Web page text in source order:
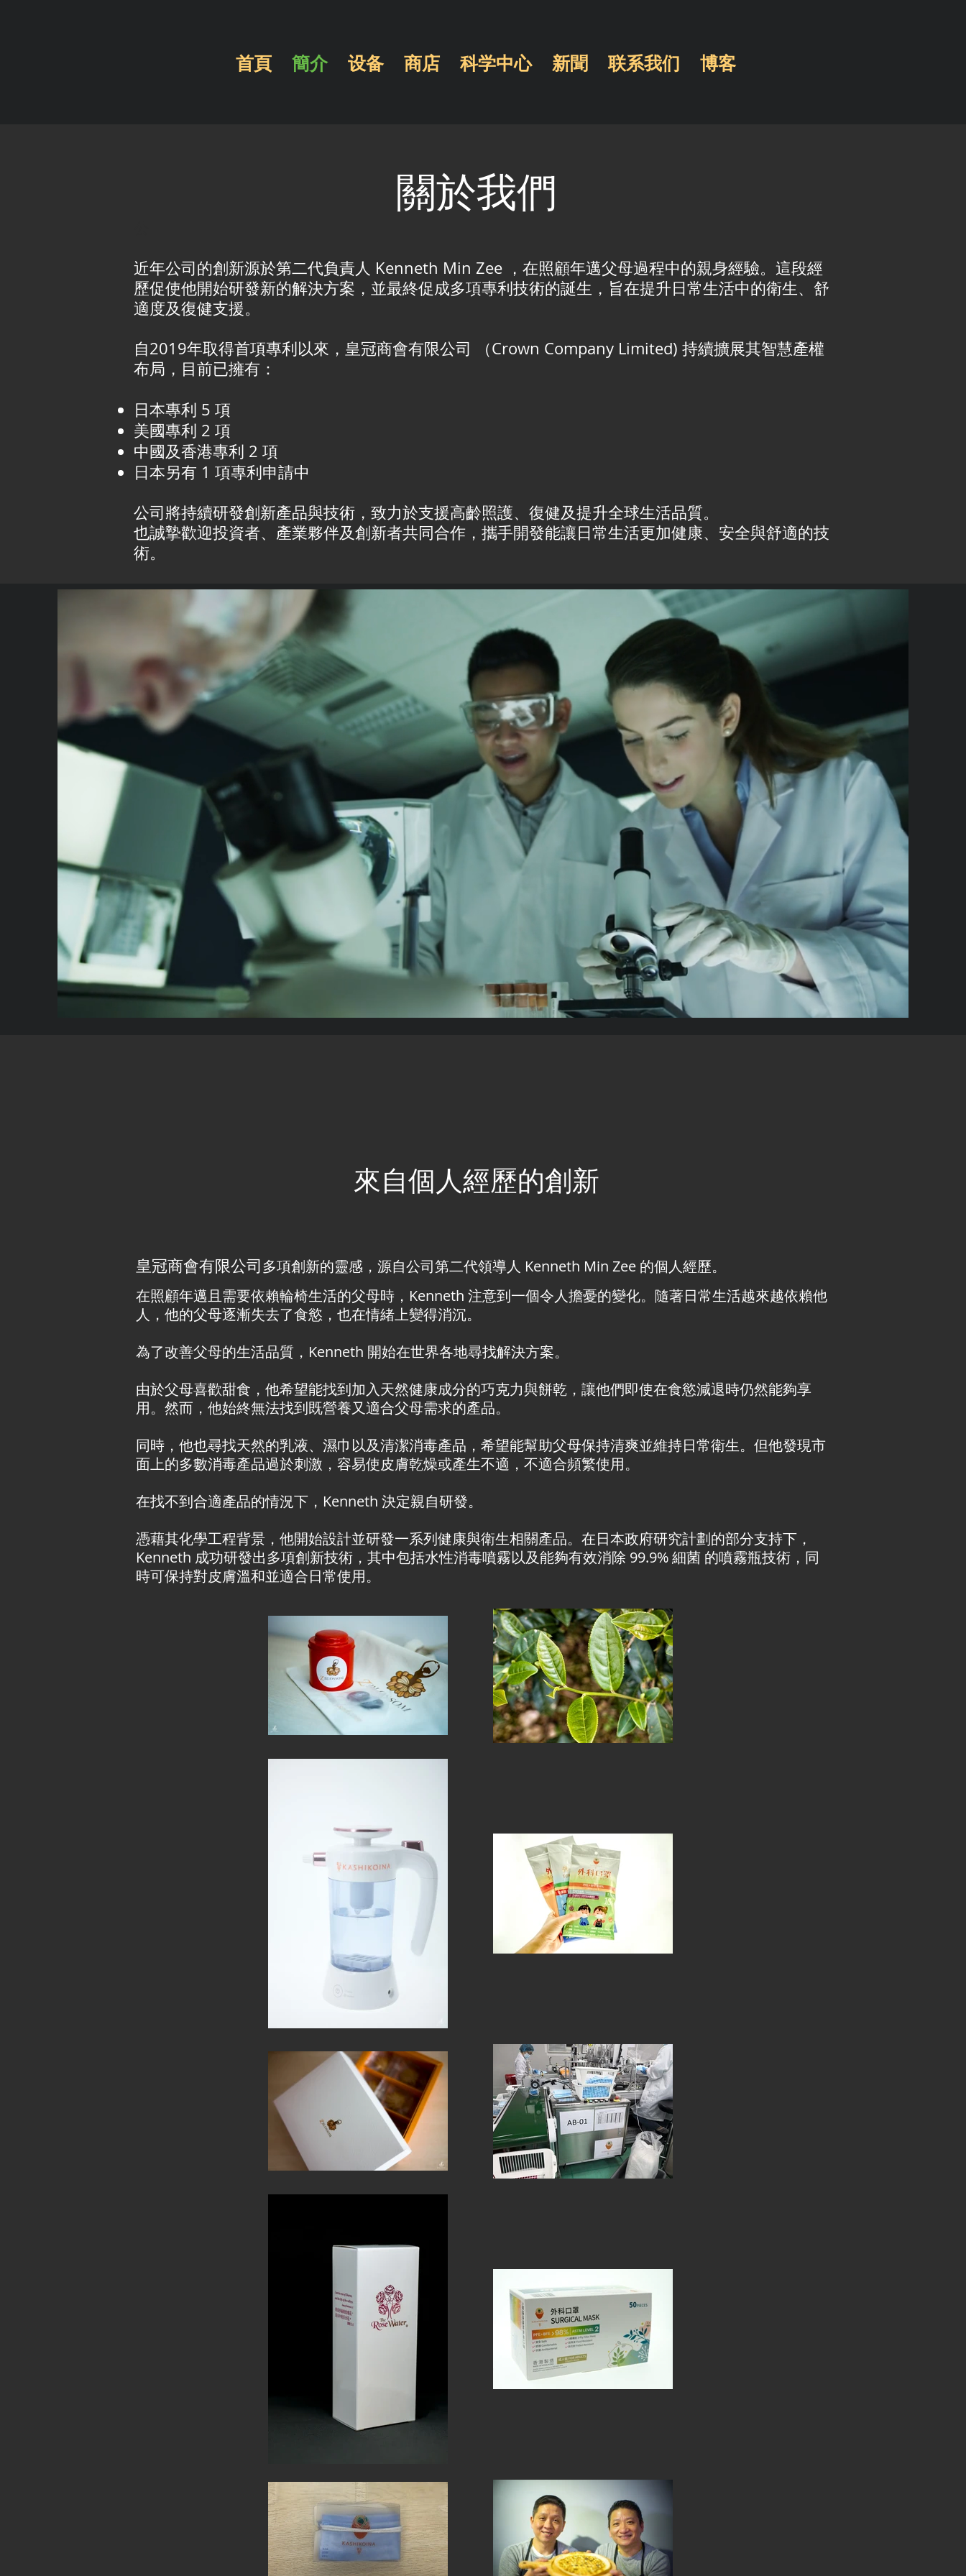
首頁 簡介 设备 商店 科学中心 新聞 联系我们 博客
關於我們
近年公司的創新源於第二代負責人 Kenneth Min Zee ，在照顧年邁父母過程中的親身經驗。這段經
歷促使他開始研發新的解決方案，並最終促成多項專利技術的誕生，旨在提升日常生活中的衛生、舒
適度及復健支援。
自2019年取得首項專利以來，皇冠商會有限公司 （Crown Company Limited) 持續擴展其智慧產權
布局，目前已擁有：
日本專利 5 項
美國專利 2 項
中國及香港專利 2 項
日本另有 1 項專利申請中
公司將持續研發創新產品與技術，致力於支援高齡照護、復健及提升全球生活品質。
也誠摯歡迎投資者、產業夥伴及創新者共同合作，攜手開發能讓日常生活更加健康、安全與舒適的技
術。
來自個人經歷的創新
皇冠商會有限公司​多項創新的靈感，源自公司第二代領導人 Kenneth Min Zee 的個人經歷。
在照顧年邁且需要依賴輪椅生活的父母時，Kenneth 注意到一個令人擔憂的變化。隨著日常生活越來越依賴他
人，他的父母逐漸失去了食慾，也在情緒上變得消沉。
為了改善父母的生活品質，Kenneth 開始在世界各地尋找解決方案。
由於父母喜歡甜食，他希望能找到加入天然健康成分的巧克力與餅乾，讓他們即使在食慾減退時仍然能夠享
用。然而，他始終無法找到既營養又適合父母需求的產品。
同時，他也尋找天然的乳液、濕巾以及清潔消毒產品，希望能幫助父母保持清爽並維持日常衛生。但他發現市
面上的多數消毒產品過於刺激，容易使皮膚乾燥或產生不適，不適合頻繁使用。
在找不到合適產品的情況下，Kenneth 決定親自研發。
憑藉其化學工程背景，他開始設計並研發一系列健康與衛生相關產品。在日本政府研究計劃的部分支持下，
Kenneth 成功研發出多項創新技術，其中包括水性消毒噴霧以及能夠有效消除 99.9% 細菌 的噴霧瓶技術，同
時可保持對皮膚溫和並適合日常使用。